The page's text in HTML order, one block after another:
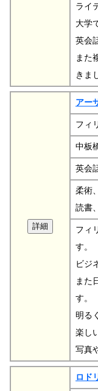
ライ
大学
英会
また
きま
アー
フィ
中板
英会
柔術
読書
フィ
す。
ビジ
また
す。
明る
楽し
写真
ロド